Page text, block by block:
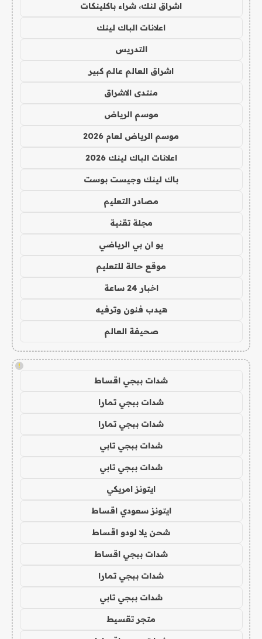
اشراق لنك، شراء باكلينكات
اعلانات الباك لينك
التدريس
اشراق العالم عالم كبير
منتدى الاشراق
موسم الرياض
موسم الرياض لعام 2026
اعلانات الباك لينك 2026
باك لينك وجيست بوست
مصادر التعليم
مجلة تقنية
يو ان بي الرياضي
موقع حالة للتعليم
اخبار 24 ساعة
هيدب فنون وترفيه
صحيفة العالم
!
شدات ببجي اقساط
شدات ببجي تمارا
شدات ببجي تمارا
شدات ببجي تابي
شدات ببجي تابي
ايتونز امريكي
ايتونز سعودي اقساط
شحن يلا لودو اقساط
شدات ببجي اقساط
شدات ببجي تمارا
شدات ببجي تابي
متجر تقسيط